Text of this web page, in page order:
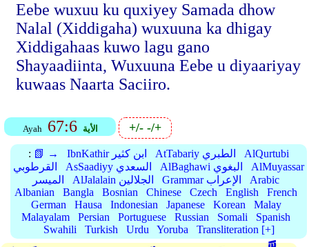
Eebe wuxuu ku quxiyey Samada dhow
Nalal (Xiddigaha) wuxuuna ka dhigay
Xiddigahaas kuwo lagu gano
Shayaadiinta, Wuxuuna Eebe u diyaariyay
kuwaas Naarta Saciiro.
Ayah 67:6 الأية +/--/+
: 📗 → IbnKathir ابن كثير AtTabariy الطبري
AlQurtubi
القرطوبي
AsSaadiyy السعدي AlBaghawi البغوي
AlMuyassar
الميسر
AlJalalain الجلالين Grammar الإعراب
Arabic
Albanian
Bangla Bosnian Chinese Czech English
French
German
Hausa Indonesian Japanese Korean
Malay
Malayalam
Persian Portuguese Russian Somali
Spanish
Swahili
Turkish Urdu Yoruba Transliteration [+]